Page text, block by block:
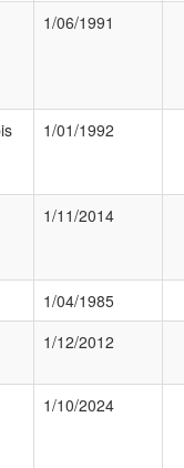
1/06/1991
1/01/1992
1/11/2014
1/04/1985
1/12/2012
1/10/2024